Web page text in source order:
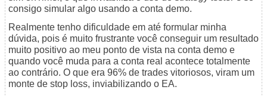
consigo simular algo usando a conta demo.
Realmente tenho dificuldade em até formular minha
dúvida, pois é muito frustrante você conseguir um resultado
muito positivo ao meu ponto de vista na conta demo e
quando você muda para a conta real acontece totalmente
ao contrário. O que era 96% de trades vitoriosos, viram um
monte de stop loss, inviabilizando o EA.